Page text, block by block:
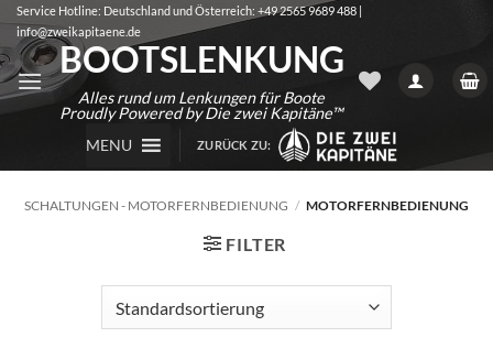
Zum
Inhalt
springen
Service Hotline: Deutschland und Österreich: +49 2565 9689 488 |
info@zweikapitaene.de
BOOTSLENKUNG
Alles rund um Lenkungen für Boote
Proudly Powered by Die zwei Kapitäne™
MENU
ZURÜCK ZU:
SCHALTUNGEN - MOTORFERNBEDIENUNG / MOTORFERNBEDIENUNG
FILTER